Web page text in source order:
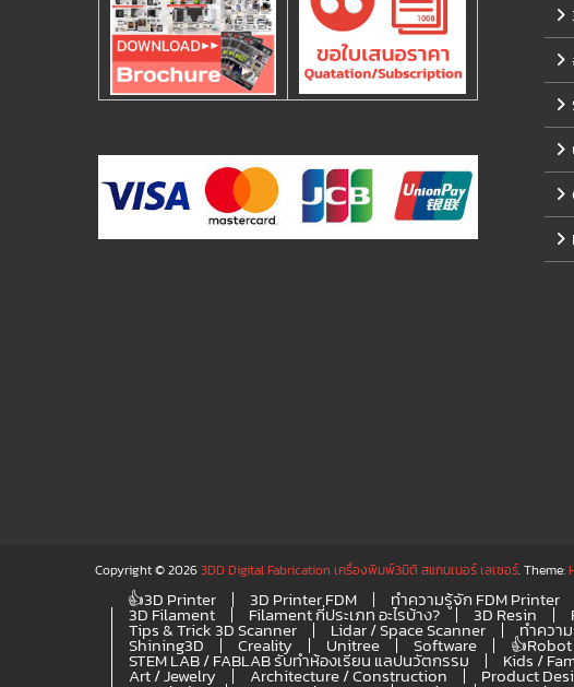
Copyright © 20263DD Digital Fabrication เครื่องพิมพ์3มิติ สแกนเนอร์ เลเซอร์. Theme:
👍3D Printer 3D Printer FDM ทำความรู้จัก FDM Printer
3D Filament Filament กี่ประเภท อะไรบ้าง? 3D Resin
Tips & Trick 3D Scanner Lidar / Space Scanner ทำควา
Shining3D Creality Unitree Software 👍Robot
STEM LAB / FABLAB รับทำห้องเรียน แลปนวัตกรรม Kids /
Art / Jewelry Architecture / Construction Product